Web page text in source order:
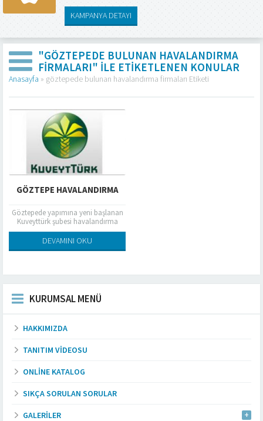
KAMPANYA DETAYI
"GÖZTEPEDE BULUNAN HAVALANDIRMA
FIRMALARI" ILE ETIKETLENEN KONULAR
Anasayfa » göztepede bulunan havalandırma firmaları Etiketi
GÖZTEPE HAVALANDIRMA
Göztepede yapımına yeni başlanan
Kuveyttürk şubesi havalandırma
ısıtma ve soğutma işlerini yapımına
başlanmıştır
DEVAMINI OKU
KURUMSAL MENÜ
HAKKIMIZDA
TANITIM VIDEOSU
ONLINE KATALOG
SIKÇA SORULAN SORULAR
GALERILER